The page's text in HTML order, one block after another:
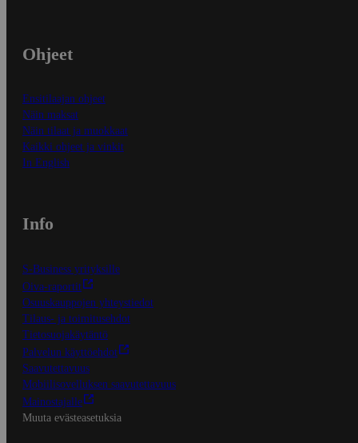
Ohjeet
Ensitilaajan ohjeet
Näin maksat
Näin tilaat ja muokkaat
Kaikki ohjeet ja vinkit
In English
Info
S-Business yrityksille
Oiva-raportit
Osuuskauppojen yhteystiedot
Tilaus- ja toimitusehdot
Tietosuojakäytäntö
Palvelun käyttöehdot
Saavutettavuus
Mobiilisovelluksen saavutettavuus
Mainostajalle
Muuta evästeasetuksia